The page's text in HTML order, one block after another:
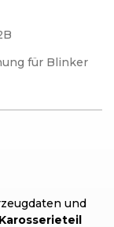
für Blinker
und